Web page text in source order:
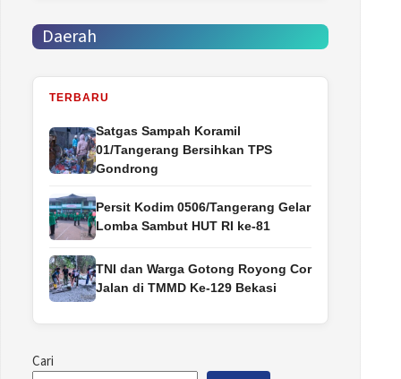
Daerah
TERBARU
Satgas Sampah Koramil
01/Tangerang Bersihkan TPS
Gondrong
Persit Kodim 0506/Tangerang Gelar
Lomba Sambut HUT RI ke-81
TNI dan Warga Gotong Royong Cor
Jalan di TMMD Ke-129 Bekasi
Cari